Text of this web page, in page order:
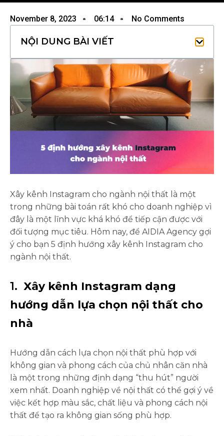
November 8, 2023 06:14 No Comments
NỘI DUNG BÀI VIẾT
Xây kênh Instagram cho ngành nội thất là một
trong những bài toán rất khó cho doanh nghiệp vì
đây là một lĩnh vực khá khó để tiếp cận được với
đối tượng mục tiêu. Hôm nay, để AIDIA Agency gợi
ý cho bạn 5 định hướng xây kênh Instagram cho
ngành nội thất.
1. Xây kênh Instagram dạng
hướng dẫn lựa chọn nội thất cho
nhà
Hướng dẫn cách lựa chọn nội thất phù hợp với
không gian và phong cách của chủ nhân căn nhà
là một trong những định dạng “thu hút” người
xem nhất. Doanh nghiệp về nội thất có thể gợi ý về
việc kết hợp màu sắc, chất liệu và phong cách nội
thất để tạo ra không gian sống phù hợp.